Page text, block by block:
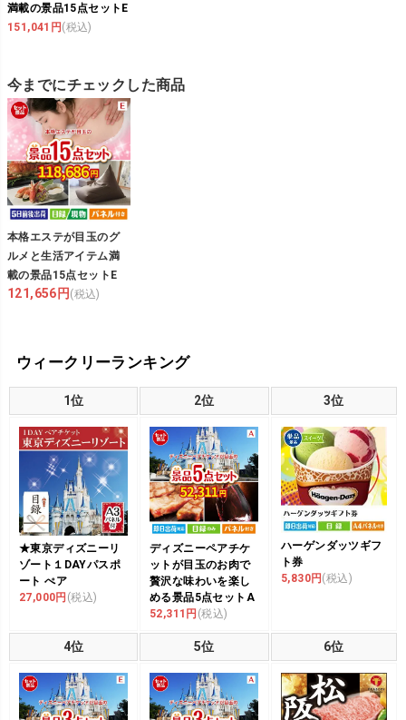
満載の景品15点セットE
151,041円(税込)
今までにチェックした商品
本格エステが目玉のグ
ルメと生活アイテム満
載の景品15点セットE
121,656円 (税込)
ウィークリーランキング
1位 2位 3位
★東京ディズニーリ
ゾート１DAYパスポ
ート ぺア
27,000円 (税込)
ディズニーペアチケ
ットが目玉のお肉で
贅沢な味わいを楽し
める景品5点セットA
52,311円 (税込)
ハーゲンダッツギフ
ト券
5,830円(税込)
4位 5位 6位